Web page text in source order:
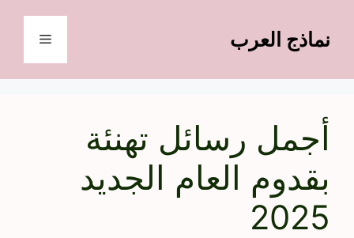
المحتوىنماذج العرب القائمة
أجمل رسائل تهنئة
بقدوم العام الجديد
2025